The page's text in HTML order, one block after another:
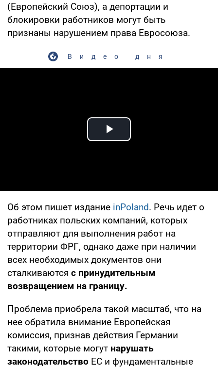
(Европейский Союз), а депортации и
блокировки работников могут быть
признаны нарушением права Евросоюза.
Видео дня
Play Video
Об этом пишет издание inPoland. Речь идет о
работниках польских компаний, которых
отправляют для выполнения работ на
территории ФРГ, однако даже при наличии
всех необходимых документов они
сталкиваются с принудительным
возвращением на границу.
Проблема приобрела такой масштаб, что на
нее обратила внимание Европейская
комиссия, признав действия Германии
такими, которые могут нарушать
законодательство ЕС и фундаментальные